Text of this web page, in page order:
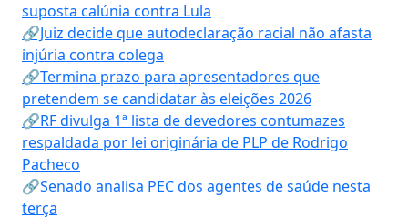
suposta calúnia contra Lula
🔗Juiz decide que autodeclaração racial não afasta
injúria contra colega
🔗Termina prazo para apresentadores que
pretendem se candidatar às eleições 2026
🔗RF divulga 1ª lista de devedores contumazes
respaldada por lei originária de PLP de Rodrigo
Pacheco
🔗Senado analisa PEC dos agentes de saúde nesta
terça